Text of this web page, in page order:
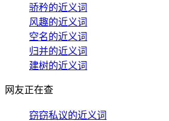
骄矜的近义词
风趣的近义词
空名的近义词
归并的近义词
建树的近义词
网友正在查
窃窃私议的近义词